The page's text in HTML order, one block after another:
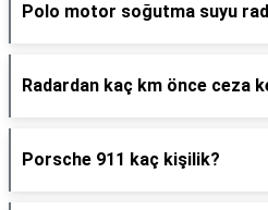
Polo motor soğutma suyu
Radardan kaç km önce ceza
Porsche 911 kaç kişilik?